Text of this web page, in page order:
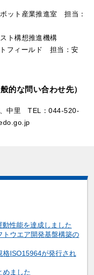
ト産業推進室 担当：
ト構想推進機構
フィールド 担当：安
的な問い合わせ先）
中里 TEL：044-520-
性能を達成しました
トウエア開発基盤構築の
格ISO15964が発行され
めました